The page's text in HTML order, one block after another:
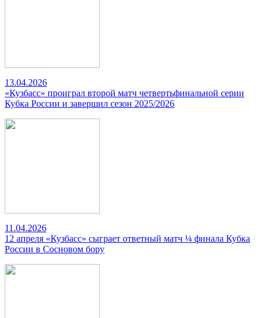
13.04.2026
«Кузбасс» проиграл второй матч четвертьфинальной серии
Кубка России и завершил сезон 2025/2026
11.04.2026
12 апреля «Кузбасс» сыграет ответный матч ¼ финала Кубка
России в Сосновом бору